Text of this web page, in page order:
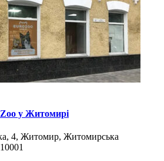
у Житомирі
4, Житомир, Житомирська